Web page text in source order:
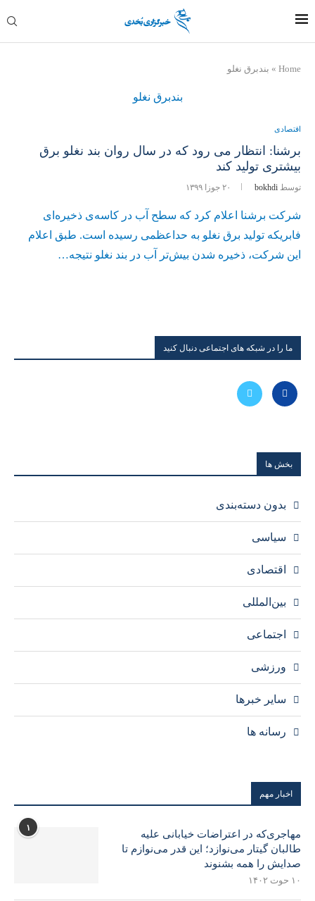
Home
» بندبرق نغلو
بندبرق نغلو
اقتصادی
برشنا: انتظار می رود که در سال روان بند نغلو برق
بیشتری تولید کند
توسط bokhdi ۲۰ جوزا ۱۳۹۹
شرکت برشنا اعلام کرد که سطح آب در کاسه‌ی ذخیره‌ای
فابریکه تولید برق نغلو به حداعظمی رسیده است. طبق اعلام
این شرکت، ذخیره شدن بیش‌تر آب در بند نغلو نتیجه…
ما را در شبکه های اجتماعی دنبال کنید
بخش ها
بدون دسته‌بندی
سیاسی
اقتصادی
بین‌المللی
اجتماعی
ورزشی
سایر خبرها
رسانه ها
اخبار مهم
۱
مهاجری‌که در اعتراضات خیابانی علیه
طالبان گیتار می‌نوازد؛ این قدر می‌نوازم تا
صدایش را همه بشنوند
۱۰ حوت ۱۴۰۲